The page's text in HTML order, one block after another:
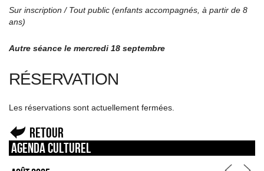
Sur inscription / Tout public (enfants accompagnés, à partir de 8
ans)
Autre séance le mercredi 18 septembre
RÉSERVATION
Les réservations sont actuellement fermées.
Retour
Agenda culturel